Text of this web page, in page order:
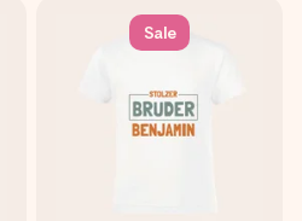
Sale